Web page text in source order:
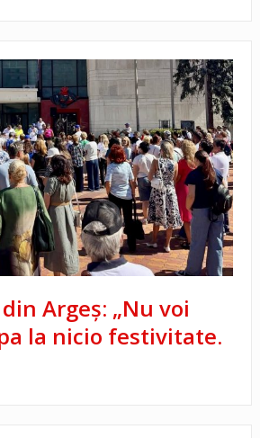
Argeș: „Nu voi
la nicio festivitate.